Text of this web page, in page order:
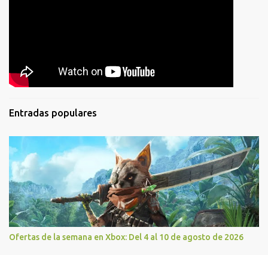
Entradas populares
Ofertas de la semana en Xbox: Del 4 al 10 de agosto de 2026